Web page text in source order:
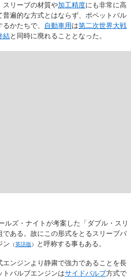
スリーブの材質や加工精度にも非常に高
遍的な方式とはならず、ポペットバル
かたちで、
自動車用は第二次世界大戦
結と同時に廃れることとなった。
ルズ・ナイトが考案した「ダブル・スリ
ある。故にこの形式をとるスリーブバ
ン （英語版 ） と呼称する事もある。
ンジンより静粛で強力であることを長
トバルブエンジンはサイドバルブ方式で